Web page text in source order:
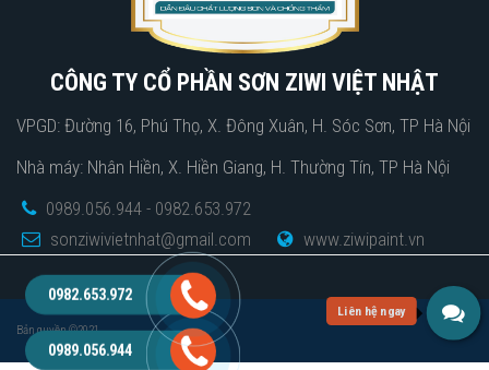
CÔNG TY CỔ PHẦN SƠN ZIWI VIỆT NHẬT
VPGD: Đường 16, Phú Thọ, X. Đông Xuân, H. Sóc Sơn, TP Hà Nội
Nhà máy: Nhân Hiền, X. Hiền Giang, H. Thường Tín, TP Hà Nội
0989.056.944 - 0982.653.972
sonziwivietnhat@gmail.com
www.ziwipaint.vn
Bản quyền ©2021.
0989.056.944
0982.653.972